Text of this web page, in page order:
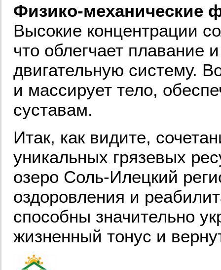
Физико-механические
Высокие концентрации
что облегчает плавание
двигательную систему.
и массирует тело,
суставам.
Итак, как видите,
уникальных грязевых
озеро Соль-Илецкий
оздоровления и
способны значительно
жизненный тонус и